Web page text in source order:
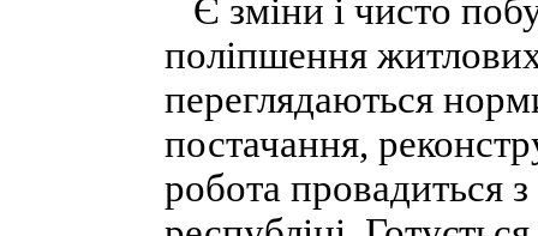
Є зміни і чисто
поліпшення
переглядаються
постачання,
робота провадиться